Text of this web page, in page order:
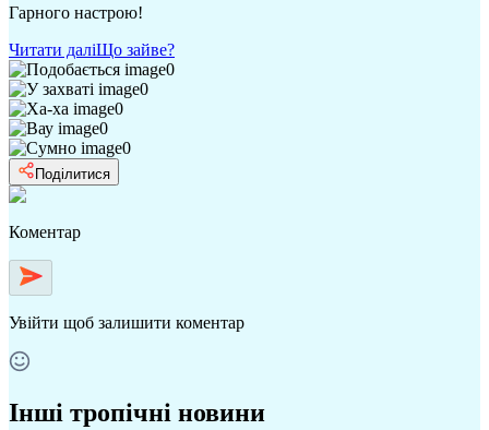
Гарного настрою!
Читати даліЩо зайве?
0
0
0
0
0
Поділитися
Коментар
Увійти щоб залишити коментар
Інші тропічні новини